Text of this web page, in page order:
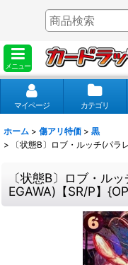
メニュー
マイページ カテゴリ
ホーム > 傷アリ特価 > 黒
>
〔状態B〕ロブ・ルッチ(パ
〔状態B〕ロブ・ル
EGAWA)【SR/P】